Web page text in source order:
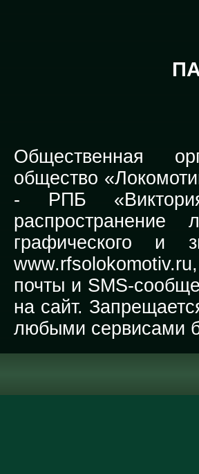
Общественная
общество
- РПБ
графического и
www.rfsolokomotiv.ru,
почты и SMS-
на сайт.
любыми сервисами